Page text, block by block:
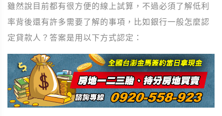
雖然說目前都有很方便的線上試算，不過必須了解低利
率背後還有許多需要了解的事項，比如銀行一般怎麼認
定貸款人？答案是用以下方式認定：